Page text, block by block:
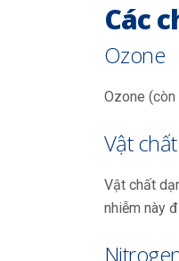
Các
Ozone
Ozone (còn
Vật
Vật chất
nhiễm này